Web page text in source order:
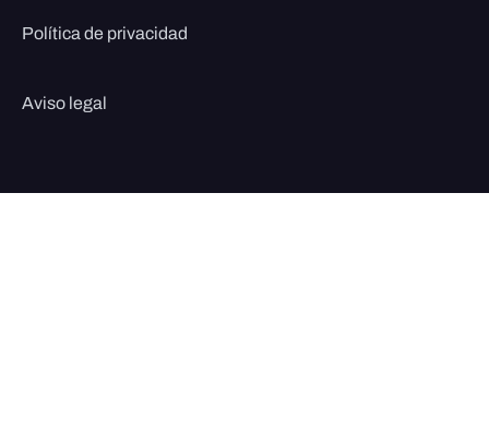
Política de privacidad
Aviso legal